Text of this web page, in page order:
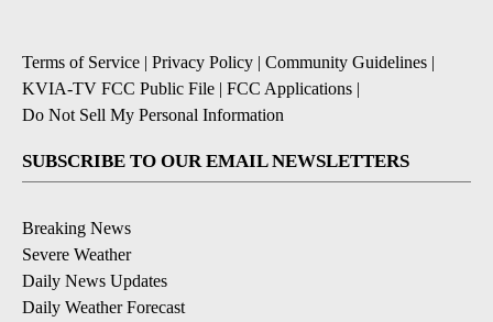
Terms of Service | Privacy Policy | Community Guidelines |
KVIA-TV FCC Public File | FCC Applications |
Do Not Sell My Personal Information
SUBSCRIBE TO OUR EMAIL NEWSLETTERS
Breaking News
Severe Weather
Daily News Updates
Daily Weather Forecast